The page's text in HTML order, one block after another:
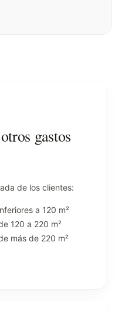
gastos
de los clientes:
a 120 m²
120 a 220 m²
más de 220 m²